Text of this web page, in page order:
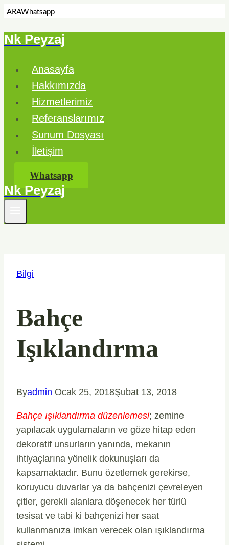
ARAWhatsapp
Skip
content
Nk Peyzaj
Anasayfa
Hakkımızda
Hizmetlerimiz
Referanslarımız
Sunum Dosyası
İletişim
Whatsapp
Nk Peyzaj
Bilgi
Bahçe
Işıklandırma
Byadmin Ocak 25, 2018Şubat 13, 2018
Bahçe ışıklandırma düzenlemesi; zemine
yapılacak uygulamaların ve göze hitap eden
dekoratif unsurların yanında, mekanın
ihtiyaçlarına yönelik dokunuşları da
kapsamaktadır. Bunu özetlemek gerekirse,
koruyucu duvarlar ya da bahçenizi çevreleyen
çitler, gerekli alanlara döşenecek her türlü
tesisat ve tabi ki bahçenizi her saat
kullanmanıza imkan verecek olan ışıklandırma